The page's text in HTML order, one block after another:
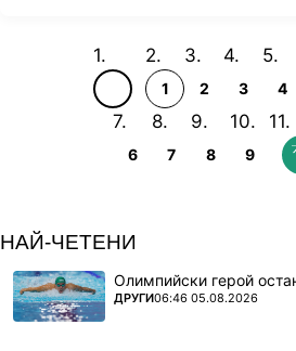
1 2 3 4
6 7 8 9
НАЙ-ЧЕТЕНИ
Олимпийски герой
ПОВЕЧЕ ОТ
ДРУГИ06:46 05.08.2026